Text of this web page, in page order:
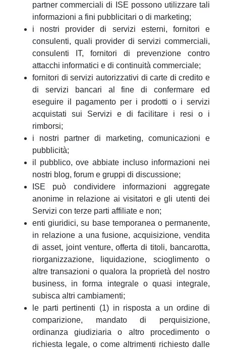
partner commerciali di ISE possono utilizzare tali
informazioni a fini pubblicitari o di marketing;
i nostri provider di servizi esterni, fornitori e
consulenti, quali provider di servizi commerciali,
consulenti IT, fornitori di prevenzione contro
attacchi informatici e di continuità commerciale;
fornitori di servizi autorizzativi di carte di credito e
di servizi bancari al fine di confermare ed
eseguire il pagamento per i prodotti o i servizi
acquistati sui Servizi e di facilitare i resi o i
rimborsi;
i nostri partner di marketing, comunicazioni e
pubblicità;
il pubblico, ove abbiate incluso informazioni nei
nostri blog, forum e gruppi di discussione;
ISE può condividere informazioni aggregate
anonime in relazione ai visitatori e gli utenti dei
Servizi con terze parti affiliate e non;
enti giuridici, su base temporanea o permanente,
in relazione a una fusione, acquisizione, vendita
di asset, joint venture, offerta di titoli, bancarotta,
riorganizzazione, liquidazione, scioglimento o
altre transazioni o qualora la proprietà del nostro
business, in forma integrale o quasi integrale,
subisca altri cambiamenti;
le parti pertinenti (1) in risposta a un ordine di
comparizione, mandato di perquisizione,
ordinanza giudiziaria o altro procedimento o
richiesta legale, o come altrimenti richiesto dalle